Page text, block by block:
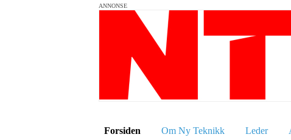
ANNONSE
Forsiden Om Ny Teknikk Leder